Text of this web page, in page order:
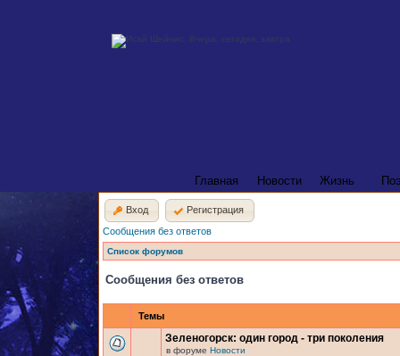
Главная Новости Жизнь
Вход
Регистрация
Сообщения без ответов
Список форумов
Сообщения без ответов
Темы
Зеленогорск: один город - три поколения
в форуме Новости